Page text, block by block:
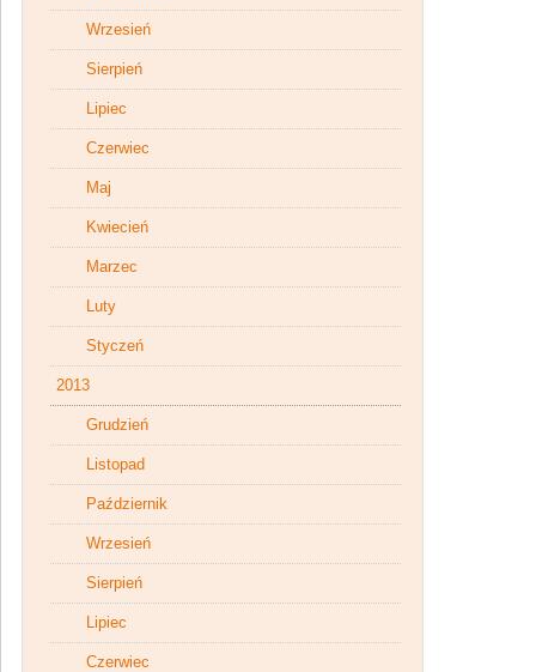
Wrzesień
Sierpień
Lipiec
Czerwiec
Maj
Kwiecień
Marzec
Luty
Styczeń
2013
Grudzień
Listopad
Październik
Wrzesień
Sierpień
Lipiec
Czerwiec